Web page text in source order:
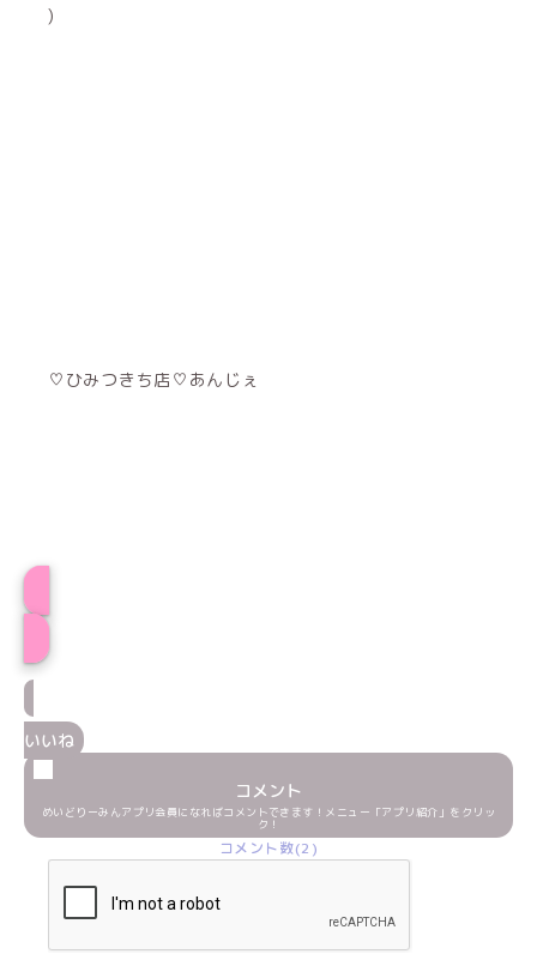
)
♡ひみつきち店♡あんじぇ
いいね
コメント
めいどりーみんアプリ会員になればコメントできます！メニュー「アプリ紹介」をクリッ
ク！
コメント数(2)